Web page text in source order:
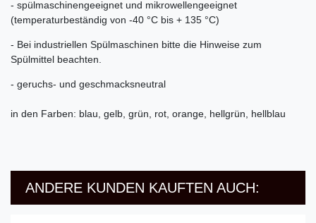
- spülmaschinengeeignet und mikrowellengeeignet
(temperaturbeständig von -40 °C bis + 135 °C)
- Bei industriellen Spülmaschinen bitte die Hinweise zum
Spülmittel beachten.
- geruchs- und geschmacksneutral
in den Farben: blau, gelb, grün, rot, orange, hellgrün, hellblau
ANDERE KUNDEN KAUFTEN AUCH: